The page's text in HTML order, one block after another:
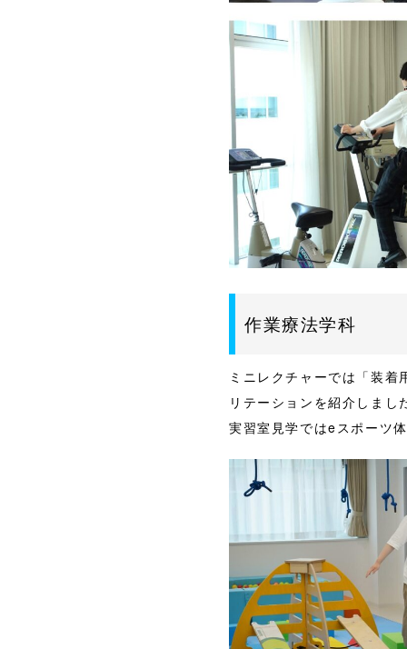
作業療法学科
ミニレクチャーでは「装
リテーションを紹介しまし
実習室見学ではeスポーツ